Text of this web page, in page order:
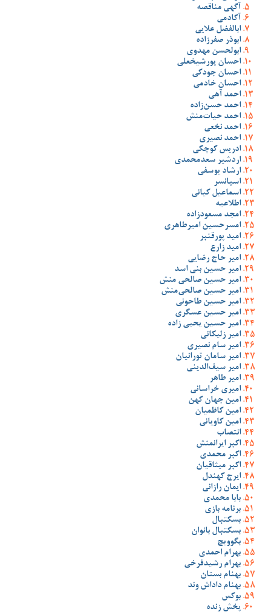
آگهی مناقصه
آکادمی
ابالفضل علایی
ابوذر صفرزاده
ابولحسن مهدوی
احسان پورشیخعلی
احسان جودکی
احسان خادمی
احمد آهی
احمد حسن‌زاده
احمد حیات‌منش
احمد نخعی
احمد نصیری
ادریس کوچکی
اردشیر سعدمحمدی
ارشاد یوسفی
اسپانسر
اسماعیل کیانی
اطلاعیه
امجد مسعودزاده
امسرحسین امیرطاهری
امید پورقنبر
امید زارع
امیر حاج رضایی
امیر حسین بنی اسد
امیر حسین صالحی منش
امیر حسین صالحی‌منش
امیر حسین طاحونی
امیر حسین عسگری
امیر حسین یحیی زاده
امیر زلیکانی
امیر سام نصیری
امیر سامان تورانیان
امیر سیف‌الدینی
امیر طاهر
امیری خراسانی
امین جهان کهن
امین کاظمیان
امین کاویانی
انتصاب
اکبر ایرانمنش
اکبر محمدی
اکبر میثاقیان
ایرج کهندل
ایمان رازانی
بابا محمدی
برنامه بازی
بسکتبال
بسکتبال بانوان
بگوویچ
بهرام احمدی
بهرام رشیدفرخی
بهنام بستان
بهنام داداش وند
بوکس
پخش زنده